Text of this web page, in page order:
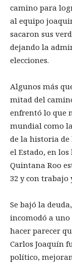
camino para
al equipo
sacaron sus
dejando la
elecciones.
Algunos más
mitad del
enfrentó lo que
mundial como
de la historia de
el Estado, en
Quintana Roo
32 y con trabajo
Se bajó la
incomodó a uno
hacer parecer
Carlos Joaquín
político,